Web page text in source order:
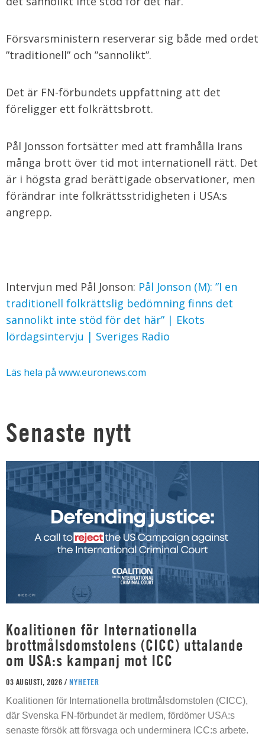
Försvarsministern reserverar sig både med ordet
”traditionell” och ”sannolikt”.
Det är FN-förbundets uppfattning att det
föreligger ett folkrättsbrott.
Pål Jonsson fortsätter med att framhålla Irans
många brott över tid mot internationell rätt. Det
är i högsta grad berättigade observationer, men
förändrar inte folkrättsstridigheten i USA:s
angrepp.
Intervjun med Pål Jonson: Pål Jonson (M): ”I en
traditionell folkrättslig bedömning finns det
sannolikt inte stöd för det här” | Ekots
lördagsintervju | Sveriges Radio
Läs hela på www.euronews.com
Senaste nytt
Koalitionen för Internationella
brottmålsdomstolens (CICC) uttalande
om USA:s kampanj mot ICC
03 AUGUSTI, 2026 / NYHETER
Koalitionen för Internationella brottmålsdomstolen (CICC),
där Svenska FN-förbundet är medlem, fördömer USA:s
senaste försök att försvaga och underminera ICC:s arbete.